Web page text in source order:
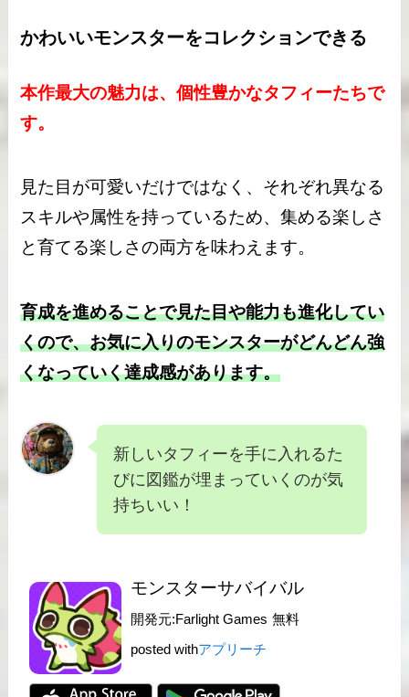
かわいいモンスターをコレクションできる
本作最大の魅力は、個性豊かなタフィーたちで
す。
見た目が可愛いだけではなく、それぞれ異なる
スキルや属性を持っているため、集める楽しさ
と育てる楽しさの両方を味わえます。
育成を進めることで見た目や能力も進化してい
くので、お気に入りのモンスターがどんどん強
くなっていく達成感があります。
新しいタフィーを手に入れるた
びに図鑑が埋まっていくのが気
持ちいい！
モンスターサバイバル
開発元:Farlight Games 無料
posted withアプリーチ